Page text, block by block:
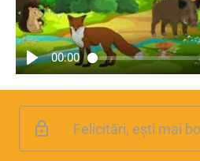
00:00
Felicitări, ești mai